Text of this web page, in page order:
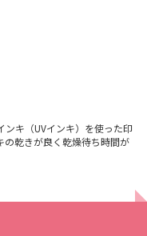
キ（UVインキ）を使った印
の乾きが良く乾燥待ち時間が